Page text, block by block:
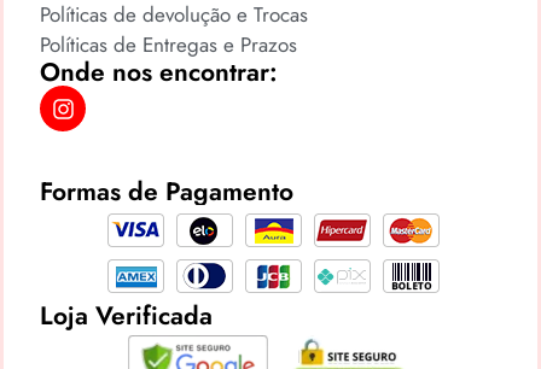
Políticas de devolução e Trocas
Políticas de Entregas e Prazos
Onde nos encontrar:
Formas de Pagamento
Loja Verificada